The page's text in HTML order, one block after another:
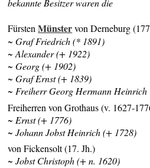
bekannte Besitzer waren die
FürstenMünstervon Derneburg
~ Graf Friedrich (* 1891)
~ Alexander (+ 1922)
~ Georg (+ 1902)
~ Graf Ernst (+ 1839)
~ Freiherr Georg Hermann Heinrich
Freiherren von Grothaus (v. 1627-
~ Ernst (+ 1776)
~ Johann Jobst Heinrich (+ 1728)
von Fickensolt (17. Jh.)
~ Jobst Christoph (+ n. 1620)